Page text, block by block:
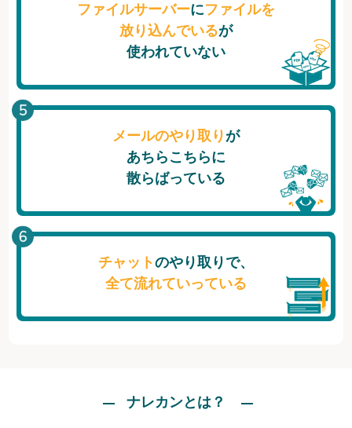
ファイルサーバーにファイルを
放り込んでいるが
使われていない
メールのやり取り が
あちらこちらに
散らばっている
チャットのやり取りで、
全て流れていっている
ナレカンとは？